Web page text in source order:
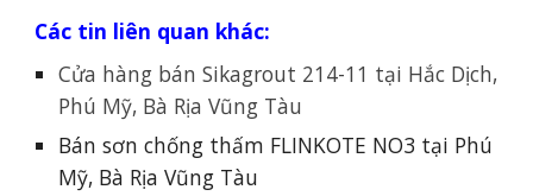
Các tin liên quan khác:
Cửa hàng bán Sikagrout 214-11 tại Hắc Dịch,
Phú Mỹ, Bà Rịa Vũng Tàu
Bán sơn chống thấm FLINKOTE NO3 tại Phú
Mỹ, Bà Rịa Vũng Tàu